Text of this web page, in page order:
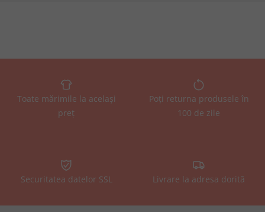
Toate mărimile la același
preț
Poți returna produsele în
100 de zile
Securitatea datelor SSL Livrare la adresa dorită